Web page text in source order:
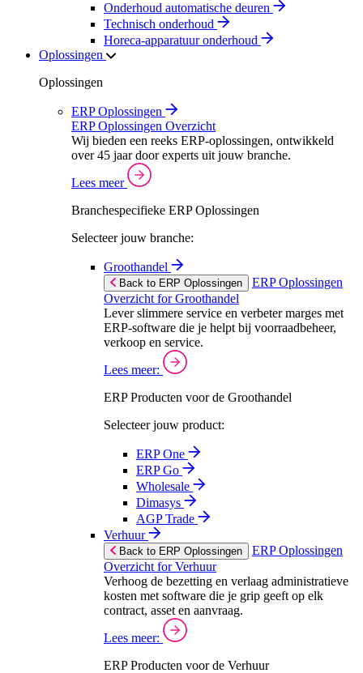
Onderhoud automatische deuren
Technisch onderhoud
Horeca-apparatuur onderhoud
Oplossingen
Oplossingen
ERP Oplossingen
ERP Oplossingen Overzicht
Wij bieden een reeks ERP-oplossingen, ontwikkeld
over 45 jaar door experts uit jouw branche.
Lees meer
Branchespecifieke ERP Oplossingen
Selecteer jouw branche:
Groothandel
Back to ERP Oplossingen
ERP Oplossingen
Overzicht for Groothandel
Lever slimmere service en verbeter marges met
ERP-software die je helpt bij voorraadbeheer,
verkoop en service.
Lees meer:
ERP Producten voor de Groothandel
Selecteer jouw product:
ERP One
ERP Go
Wholesale
Dimasys
AGP Trade
Verhuur
Back to ERP Oplossingen
ERP Oplossingen
Overzicht for Verhuur
Verhoog de bezetting en verlaag administratieve
kosten met software die je grip geeft op elk
contract, asset en aanvraag.
Lees meer:
ERP Producten voor de Verhuur